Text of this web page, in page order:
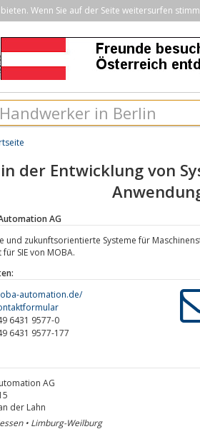
Wenn Sie auf der Seite weitersurfen
der Entwicklung von
AG
und zukunftsorientierte Systeme für
SIE von MOBA.
automation.de/
6431 9577-0
6431 9577-177
AG
der Lahn
• Limburg-Weilburg